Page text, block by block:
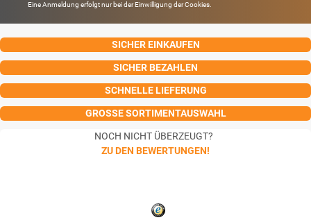
Eine Anmeldung erfolgt nur bei der Einwilligung der Cookies.
SICHER EINKAUFEN
SICHER BEZAHLEN
SCHNELLE LIEFERUNG
GROSSE SORTIMENTAUSWAHL
NOCH NICHT ÜBERZEUGT?
ZU DEN BEWERTUNGEN!